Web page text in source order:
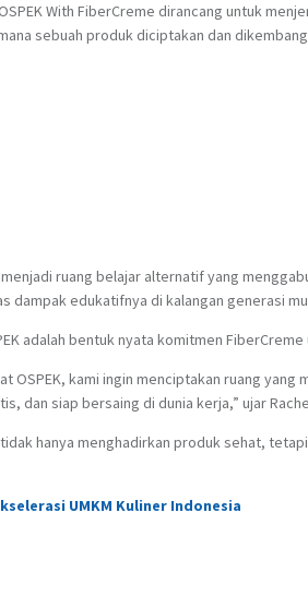
With FiberCreme dirancang untuk
sebuah produk diciptakan dan
ruang belajar alternatif yang
dampak edukatifnya di kalangan generasi
adalah bentuk nyata komitmen
OSPEK, kami ingin menciptakan ruang
dan siap bersaing di dunia kerja,” ujar
hanya menghadirkan produk sehat,
UMKM Kuliner Indonesia